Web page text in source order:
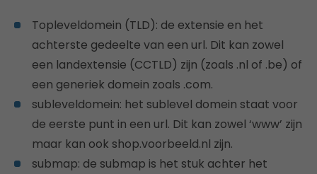
Topleveldomein (TLD): de extensie en het
achterste gedeelte van een url. Dit kan zowel
een landextensie (CCTLD) zijn (zoals .nl of .be) of
een generiek domein zoals .com.
subleveldomein: het sublevel domein staat voor
de eerste punt in een url. Dit kan zowel ‘www’ zijn
maar kan ook shop.voorbeeld.nl zijn.
submap: de submap is het stuk achter het